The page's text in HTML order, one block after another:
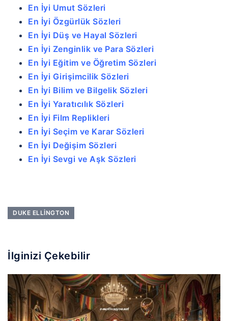
En İyi Umut Sözleri
En İyi Özgürlük Sözleri
En İyi Düş ve Hayal Sözleri
En İyi Zenginlik ve Para Sözleri
En İyi Eğitim ve Öğretim Sözleri
En İyi Girişimcilik Sözleri
En İyi Bilim ve Bilgelik Sözleri
En İyi Yaratıcılık Sözleri
En İyi Film Replikleri
En İyi Seçim ve Karar Sözleri
En İyi Değişim Sözleri
En İyi Sevgi ve Aşk Sözleri
DUKE ELLINGTON
İlginizi Çekebilir